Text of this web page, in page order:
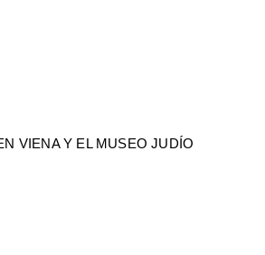
VIENA Y EL MUSEO JUDÍO